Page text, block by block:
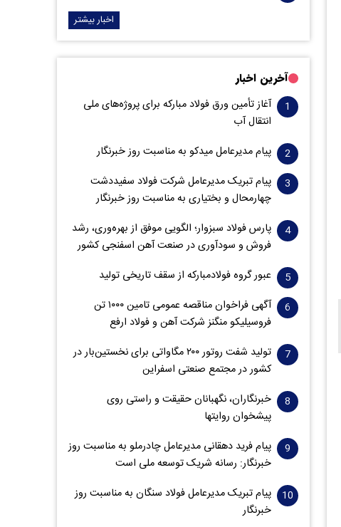
اخبار بیشتر
آخرین اخبار
آغاز تأمین ورق فولاد مبارکه برای پروژه‌های ملی
انتقال آب
پیام مدیرعامل میدکو به مناسبت روز خبرنگار
پیام تبریک مدیرعامل شرکت فولاد سفیددشت
چهارمحال و بختیاری به مناسبت روز خبرنگار
پارس فولاد سبزوار؛ الگویی موفق از بهره‌وری، رشد
فروش و سود‌آوری در صنعت آهن اسفنجی کشور
عبور گروه فولادمبارکه از سقف تاریخی تولید
آگهی فراخوان مناقصه عمومی تامین ۱۰۰۰ تن
فروسیلیکو منگنز شرکت آهن و فولاد ارفع
تولید شفت روتور ۲۰۰ مگاواتی برای نخستین‌بار در
کشور در مجتمع صنعتی اسفراین
خبرنگاران، نگهبانان حقیقت و راستی روی
پیشخوان روایت­ها
پیام فرید دهقانی مدیرعامل چادرملو به مناسبت روز
خبرنگار: رسانه شریک توسعه ملی است
پیام تبریک مدیرعامل فولاد سنگان به مناسبت روز
خبرنگار